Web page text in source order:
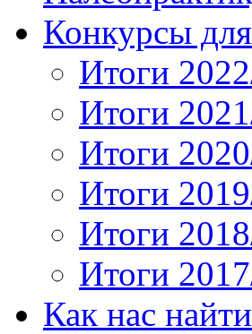
Конкурсы
Итоги
Итоги
Итоги
Итоги
Итоги
Итоги
Как нас найти